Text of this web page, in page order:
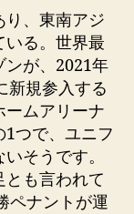
り、東南アジ
いる。世界最
ンが、2021年
新規参入する
ームアリーナ
つで、ユニフ
そうです。
も言われて
ペナントが運